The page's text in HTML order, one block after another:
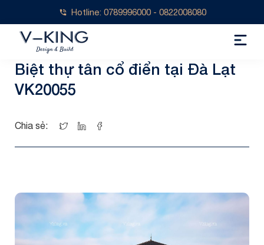
Hotline: 0789996000 - 0822008080
Biệt thự tân cổ điển tại Đà Lạt
VK20055
Chia sẻ: